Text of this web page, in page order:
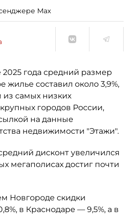
Max
года средний размер
жилье составил около 3,9%,
из самых низких
городов России,
на данные
недвижимости "Этажи".
дисконт увеличился
мегаполисах достиг почти
Новгороде скидки
в Краснодаре — 9,5%, а в